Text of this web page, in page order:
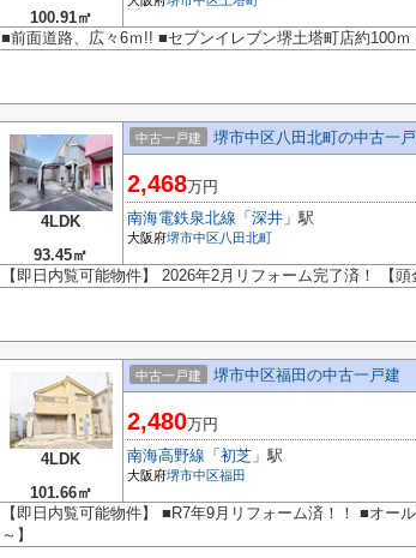
100.91㎡
■前面道路、広々6ｍ!! ■セブンイレブン堺土塔町店約100
4LDK
93.45㎡
中古一戸建 堺市中区八田北町の中古一
2,468万円
南海電鉄泉北線 「 深井 」駅
大阪府堺市中区八田北町
【即日内覧可能物件】 2026年2月リフォーム完了済！ 【頭
4LDK
101.66㎡
中古一戸建 堺市中区福田の中古一戸建
2,480万円
南海高野線 「 初芝 」駅
大阪府堺市中区福田
【即日内覧可能物件】 ■R7年9月リフォーム済！！ ■オ
～】